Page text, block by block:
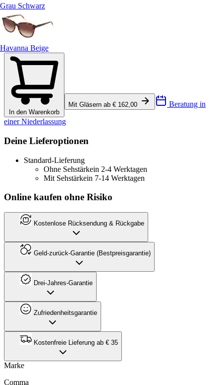
Grau Schwarz
Havanna Beige
In den Warenkorb
Mit Gläsern ab € 162,00 Beratung in
einer Niederlassung
Deine Lieferoptionen
Standard-Lieferung
Ohne Sehstärkein 2-4 Werktagen
Mit Sehstärkein 7-14 Werktagen
Online kaufen ohne Risiko
Kostenlose Rücksendung & Rückgabe
Geld-zurück-Garantie (Bestpreisgarantie)
Drei-Jahres-Garantie
Zufriedenheitsgarantie
Kostenfreie Lieferung ab € 35
Marke
Comma